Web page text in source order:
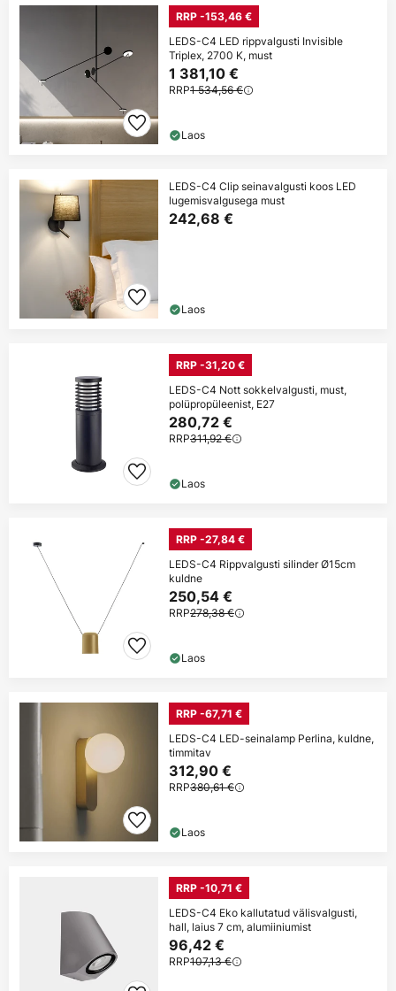
RRP -153,46 €
LEDS-C4 LED rippvalgusti Invisible
Triplex, 2700 K, must
1 381,10 €
RRP1 534,56 €
Laos
LEDS-C4 Clip seinavalgusti koos LED
lugemisvalgusega must
242,68 €
Laos
RRP -31,20 €
LEDS-C4 Nott sokkelvalgusti, must,
polüpropüleenist, E27
280,72 €
RRP311,92 €
Laos
RRP -27,84 €
LEDS-C4 Rippvalgusti silinder Ø15cm
kuldne
250,54 €
RRP278,38 €
Laos
RRP -67,71 €
LEDS-C4 LED-seinalamp Perlina, kuldne,
timmitav
312,90 €
RRP380,61 €
Laos
RRP -10,71 €
LEDS-C4 Eko kallutatud välisvalgusti,
hall, laius 7 cm, alumiiniumist
96,42 €
RRP107,13 €